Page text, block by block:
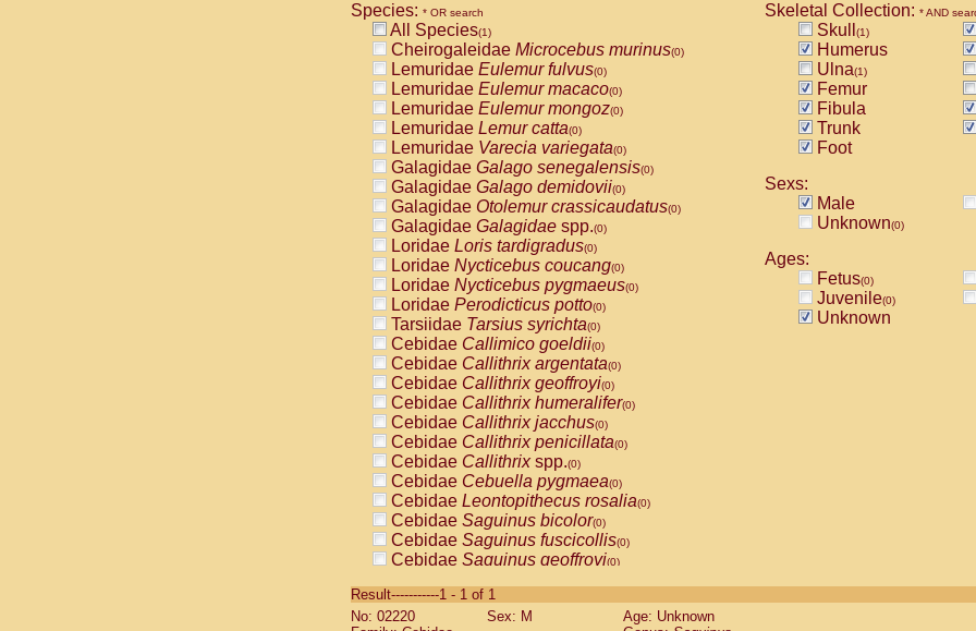
Species: * OR search
All Species(1)
Cheirogaleidae Microcebus murinus(0)
Lemuridae Eulemur fulvus(0)
Lemuridae Eulemur macaco(0)
Lemuridae Eulemur mongoz(0)
Lemuridae Lemur catta(0)
Lemuridae Varecia variegata(0)
Galagidae Galago senegalensis(0)
Galagidae Galago demidovii(0)
Galagidae Otolemur crassicaudatus(0)
Galagidae Galagidae spp.(0)
Loridae Loris tardigradus(0)
Loridae Nycticebus coucang(0)
Loridae Nycticebus pygmaeus(0)
Loridae Perodicticus potto(0)
Tarsiidae Tarsius syrichta(0)
Cebidae Callimico goeldii(0)
Cebidae Callithrix argentata(0)
Cebidae Callithrix geoffroyi(0)
Cebidae Callithrix humeralifer(0)
Cebidae Callithrix jacchus(0)
Cebidae Callithrix penicillata(0)
Cebidae Callithrixspp.(0)
Cebidae Cebuella pygmaea(0)
Cebidae Leontopithecus rosalia(0)
Cebidae Saguinus bicolor(0)
Cebidae Saguinus fuscicollis(0)
Cebidae Saguinus geoffroyi(0)
CebidaeSaguinus labiatus(0)
Cebidae Saguinus leucopus (0)
Skeletal Collection: * AND
Skull (1)
Humerus
Ulna(1)
Femur
Fibula
Trunk
Foot
Sexs:
Male
Unknown(0)
Ages:
Fetus(0)
Juvenile(0)
Unknown
Result-----------1 - 1 of 1
No: 02220
Sex: M
Age: Unknown